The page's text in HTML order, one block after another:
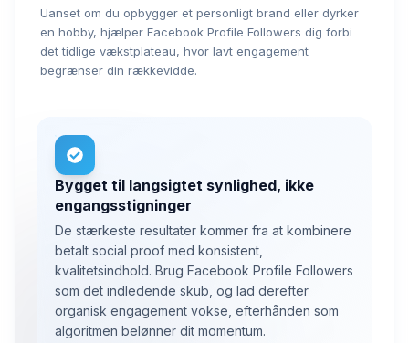
Uanset om du opbygger et personligt brand eller dyrker
en hobby, hjælper Facebook Profile Followers dig forbi
det tidlige vækstplateau, hvor lavt engagement
begrænser din rækkevidde.
Bygget til langsigtet synlighed, ikke
engangsstigninger
De stærkeste resultater kommer fra at kombinere
betalt social proof med konsistent,
kvalitetsindhold. Brug Facebook Profile Followers
som det indledende skub, og lad derefter
organisk engagement vokse, efterhånden som
algoritmen belønner dit momentum.